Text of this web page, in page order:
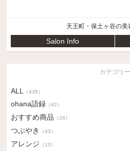
天王町・保土ヶ谷の
Salon Info
カテゴリー
ALL （438）
ohana語録 （42）
おすすめ商品 （26）
つぶやき （43）
アレンジ （10）